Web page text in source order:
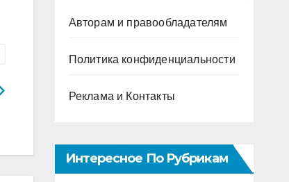
Авторам и правообладателям
Политика конфиденциальности
Реклама и Контакты
Интересное По Рубрикам